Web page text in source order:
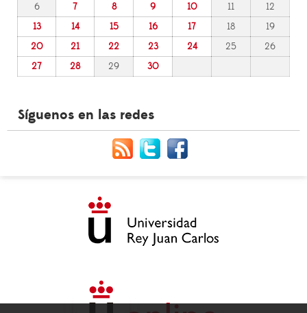
6
7 8 9 10 11
12
13
14 15 16 17 18
19
20
21 22 23 24 25
26
27
28 29 30
Síguenos en las redes